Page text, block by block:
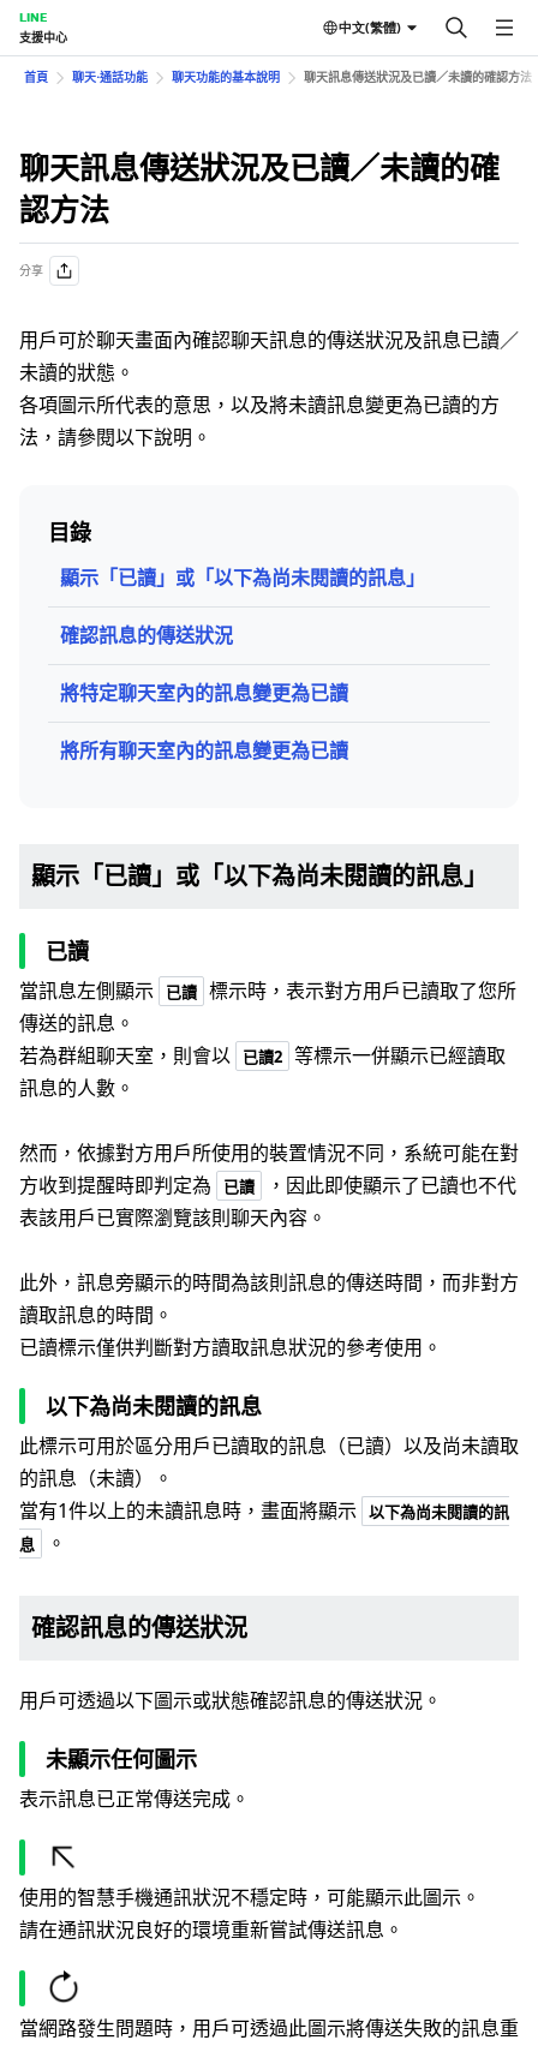
LINE
支援中心
中文(繁體)
首頁 聊天⋅通話功能 聊天功能的基本說明 聊天訊息傳送狀況及已讀／未讀的確認方法
聊天訊息傳送狀況及已讀／未讀的確
認方法
分享
用戶可於聊天畫面內確認聊天訊息的傳送狀況及訊息已讀／
未讀的狀態。
各項圖示所代表的意思，以及將未讀訊息變更為已讀的方
法，請參閱以下說明。
目錄
顯示「已讀」或「以下為尚未閱讀的訊息」
確認訊息的傳送狀況
將特定聊天室內的訊息變更為已讀
將所有聊天室內的訊息變更為已讀
顯示「已讀」或「以下為尚未閱讀的訊息」
已讀
當訊息左側顯示 已讀 標示時，表示對方用戶已讀取了您所
傳送的訊息。
若為群組聊天室，則會以
已讀2 等標示一併顯示已經讀取
訊息的人數。
然而，依據對方用戶所使用的裝置情況不同，系統可能在對
方收到提醒時即判定為
已讀
，因此即使顯示了已讀也不代
表該用戶已實際瀏覽該則聊天內容。
此外，訊息旁顯示的時間為該則訊息的傳送時間，而非對方
讀取訊息的時間。
已讀標示僅供判斷對方讀取訊息狀況的參考使用。
以下為尚未閱讀的訊息
此標示可用於區分用戶已讀取的訊息（已讀）以及尚未讀取
的訊息（未讀）。
當有1件以上的未讀訊息時，畫面將顯示 以下為尚未閱讀的訊
息
。
確認訊息的傳送狀況
用戶可透過以下圖示或狀態確認訊息的傳送狀況。
未顯示任何圖示
表示訊息已正常傳送完成。
使用的智慧手機通訊狀況不穩定時，可能顯示此圖示。
請在通訊狀況良好的環境重新嘗試傳送訊息。
當網路發生問題時，用戶可透過此圖示將傳送失敗的訊息重